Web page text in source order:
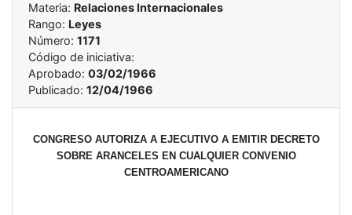
Materia: Relaciones Internacionales
Rango: Leyes
Número: 1171
Código de iniciativa:
Aprobado: 03/02/1966
Publicado: 12/04/1966
CONGRESO AUTORIZA A EJECUTIVO A EMITIR DECRETO
SOBRE ARANCELES EN CUALQUIER CONVENIO
CENTROAMERICANO